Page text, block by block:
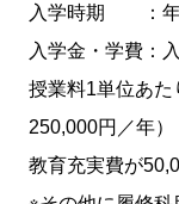
入学時期 ：年2
入学金・学費：
授業料1単位あた
250,000円／年）
教育充実費が